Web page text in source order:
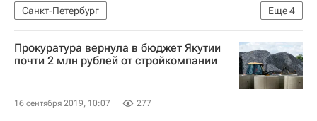
Еще4
Санкт-Петербург
Коммерческая недвижимость
Продажа
Торговая недвижимость
Morgan Stanley
Прокуратура вернула в бюджет Якутии
почти 2 млн рублей от стройкомпании
16 сентября 2019, 10:07 277